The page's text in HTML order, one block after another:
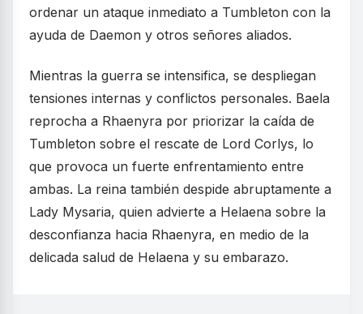
ordenar un ataque inmediato a Tumbleton con la
ayuda de Daemon y otros señores aliados.
Mientras la guerra se intensifica, se despliegan
tensiones internas y conflictos personales. Baela
reprocha a Rhaenyra por priorizar la caída de
Tumbleton sobre el rescate de Lord Corlys, lo
que provoca un fuerte enfrentamiento entre
ambas. La reina también despide abruptamente a
Lady Mysaria, quien advierte a Helaena sobre la
desconfianza hacia Rhaenyra, en medio de la
delicada salud de Helaena y su embarazo.